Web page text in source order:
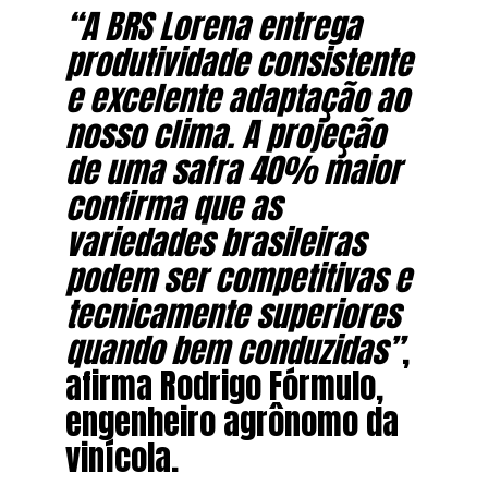
“A BRS Lorena entrega
produtividade consistente
e excelente adaptação ao
nosso clima. A projeção
de uma safra 40% maior
confirma que as
variedades brasileiras
podem ser competitivas e
tecnicamente superiores
quando bem conduzidas”,
afirma Rodrigo Fórmulo,
engenheiro agrônomo da
vinícola.